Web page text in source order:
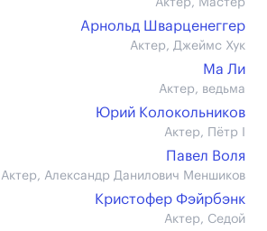
Актер, Мастер
Арнольд Шварценеггер
Актер, Джеймс Хук
Ма Ли
Актер, ведьма
Юрий Колокольников
Актер, Пётр I
Павел Воля
Актер, Александр Данилович Меншиков
Кристофер Фэйрбэнк
Актер, Седой